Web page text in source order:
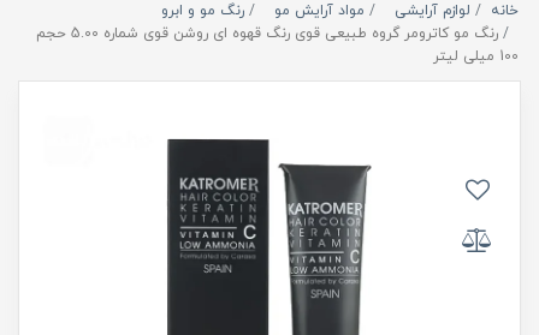
خانه لوازم آرایشی مواد آرایش مو
رنگ مو و ابرو
رنگ مو کاترومر گروه طبیعی قوی رنگ قهوه ای روشن قوی شماره 5.00 حجم
100 میلی لیتر